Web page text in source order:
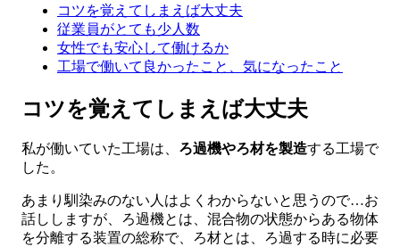
コツを覚えてしまえば大丈夫
従業員がとても少人数
女性でも安心して働けるか
工場で働いて良かったこと、気になったこと
コツを覚えてしまえば大丈夫
私が働いていた工場は、 ろ過機やろ材を製造する工場で
した。
あまり馴染みのない人はよくわからないと思うので…お
話ししますが、ろ過機とは、混合物の状態からある物体
を分離する装置の総称で、ろ材とは、ろ過する時に必要